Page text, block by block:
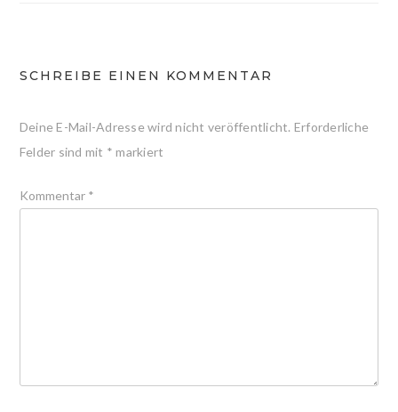
SCHREIBE EINEN KOMMENTAR
Deine E-Mail-Adresse wird nicht veröffentlicht. Erforderliche
Felder sind mit * markiert
Kommentar *